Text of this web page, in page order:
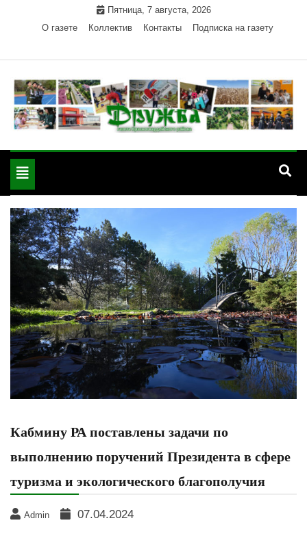
Пятница, 7 августа, 2026
О газете
Коллектив Контакты Подписка на газету
"Дружба" — газета
района РА
Красногвардейского района Республики Адыгея
Toggle
navigation
Кабмину РА поставлены задачи по
выполнению поручений Президента в сфере
туризма и экологического благополучия
Admin 07.04.2024